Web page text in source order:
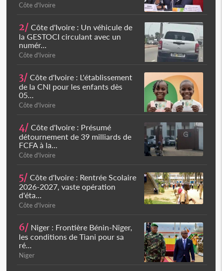
Côte d'Ivoire
2/ Côte d'Ivoire : Un véhicule de
la GESTOCI circulant avec un
numér...
Côte d'Ivoire
3/ Côte d'Ivoire : L'établissement
de la CNI pour les enfants dès
05...
Côte d'Ivoire
4/ Côte d'Ivoire : Présumé
détournement de 39 milliards de
FCFA à la...
Côte d'Ivoire
5/ Côte d'Ivoire : Rentrée Scolaire
2026-2027, vaste opération
d'éta...
Côte d'Ivoire
6/ Niger : Frontière Bénin-Niger,
les conditions de Tiani pour sa
ré...
Niger